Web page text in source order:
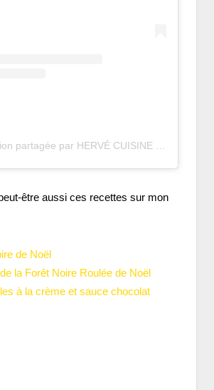
être aussi ces recettes sur mon
de Noël
la Forêt Noire Roulée de Noël
à la crème et sauce chocolat